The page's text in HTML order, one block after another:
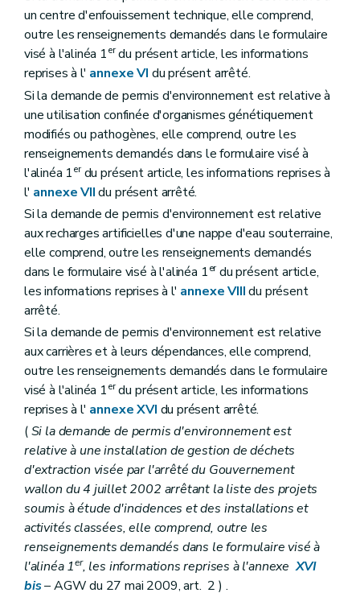
un centre d'enfouissement technique, elle comprend,
outre les renseignements demandés dans le formulaire
visé à l'alinéa 1erdu présent article, les informations
reprises à l' annexe VI du présent arrêté.
Si la demande de permis d'environnement est relative à
une utilisation confinée d'organismes génétiquement
modifiés ou pathogènes, elle comprend, outre les
renseignements demandés dans le formulaire visé à
l'alinéa 1erdu présent article, les informations reprises à
l' annexe VIIdu présent arrêté.
Si la demande de permis d'environnement est relative
aux recharges artificielles d'une nappe d'eau souterraine,
elle comprend, outre les renseignements demandés
dans le formulaire visé à l'alinéa 1erdu présent article,
les informations reprises à l' annexe VIIIdu présent
arrêté.
Si la demande de permis d'environnement est relative
aux carrières et à leurs dépendances, elle comprend,
outre les renseignements demandés dans le formulaire
visé à l'alinéa 1erdu présent article, les informations
reprises à l' annexe XVI du présent arrêté.
(Si la demande de permis d'environnement est
relative à une installation de gestion de déchets
d'extraction visée par l'arrêté du Gouvernement
wallon du 4 juillet 2002 arrêtant la liste des projets
soumis à étude d'incidences et des installations et
activités classées, elle comprend, outre les
renseignements demandés dans le formulaire visé à
l'alinéa 1er, les informations reprises à l'annexeXVI
bis– AGW du 27 mai 2009, art. 2 ) .